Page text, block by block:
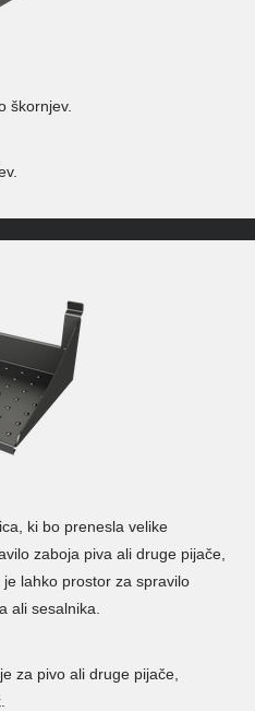
škornjev.
ki bo prenesla velike
zaboja piva ali druge pijače,
lahko prostor za spravilo
ali sesalnika.
za pivo ali druge pijače,